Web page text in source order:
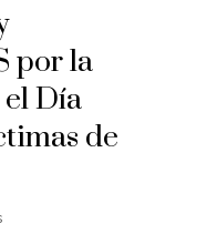
por la
Día
de